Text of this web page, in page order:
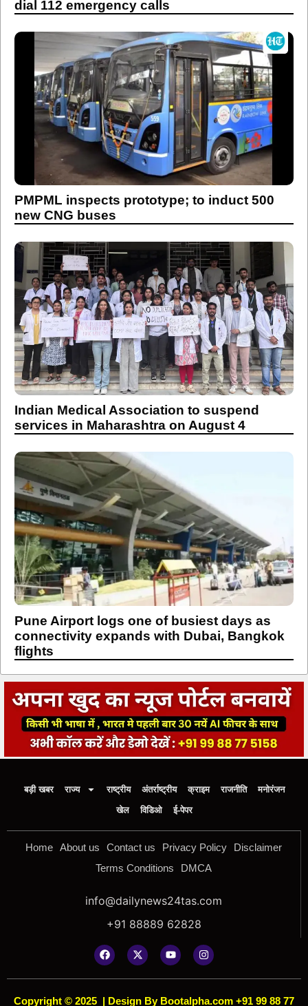
dial 112 emergency calls
PMPML inspects prototype; to induct 500
new CNG buses
Indian Medical Association to suspend
services in Maharashtra on August 4
Pune Airport logs one of busiest days as
connectivity expands with Dubai, Bangkok
flights
बड़ी खबर राज्य राष्ट्रीय अंतर्राष्ट्रीय क्राइम राजनीति
मनोरंजन
खेल
विडिओ ई-पेपर
Home About us Contact us Privacy Policy
Disclaimer
Terms Conditions
DMCA
info@dailynews24tas.com
+91 88889 62828
Copyright © 2025 | Design By Bootalpha.com +91 99 88 77